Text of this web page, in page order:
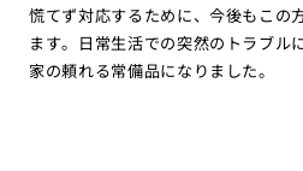
慌てず対応するために、今後もこの
ます。日常生活での突然のトラブル
家の頼れる常備品になりました。